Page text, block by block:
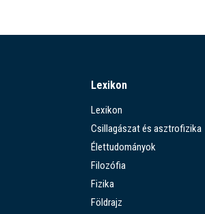
Lexikon
Lexikon
Csillagászat és asztrofizika
Élettudományok
Filozófia
Fizika
Földrajz